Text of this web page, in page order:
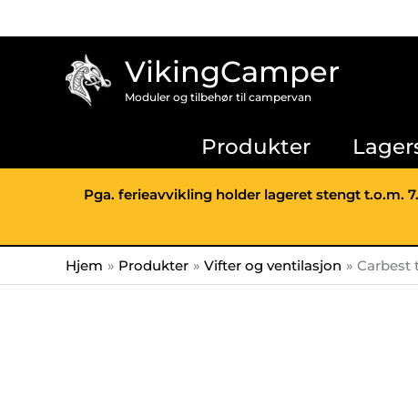
rett
VikingCamper
Moduler og tilbehør til campervan
Produkter
Pga. ferieavvikling holder lageret stengt t.o.m.
Hjem Produkter Vifter og ventilasjon Carbest